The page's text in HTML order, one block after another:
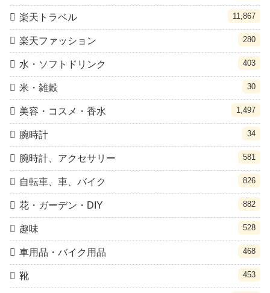
楽天トラベル 11,867
楽天ファッション 280
水・ソフトドリンク 403
米・雑穀 30
美容・コスメ・香水 1,497
腕時計 34
腕時計、アクセサリー 581
自転車、車、バイク 826
花・ガーデン・DIY 882
趣味 528
車用品・バイク用品 468
靴 453